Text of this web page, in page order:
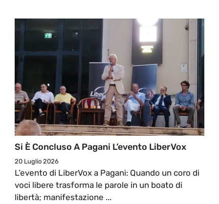
Si È Concluso A Pagani L’evento LiberVox
20 Luglio 2026
L’evento di LiberVox a Pagani: Quando un coro di
voci libere trasforma le parole in un boato di
libertà; manifestazione ...